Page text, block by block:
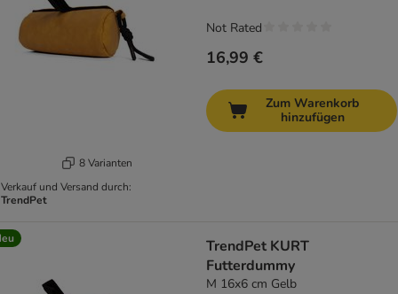
8 Varianten
Verkauf und Versand durch:
TrendPet
16,99 €
Not Rated
Zum Warenkorb
hinzufügen
TrendPet KURT
Futterdummy
M 16x6 cm Gelb